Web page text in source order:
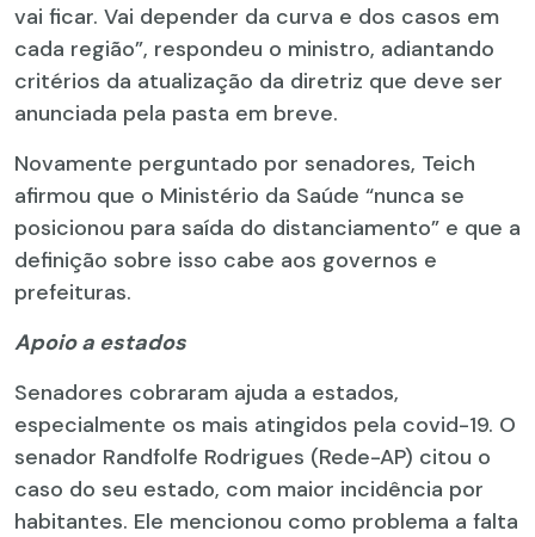
vai ficar. Vai depender da curva e dos casos em
cada região”, respondeu o ministro, adiantando
critérios da atualização da diretriz que deve ser
anunciada pela pasta em breve.
Novamente perguntado por senadores, Teich
afirmou que o Ministério da Saúde “nunca se
posicionou para saída do distanciamento” e que a
definição sobre isso cabe aos governos e
prefeituras.
Apoio a estados
Senadores cobraram ajuda a estados,
especialmente os mais atingidos pela covid-19. O
senador Randfolfe Rodrigues (Rede-AP) citou o
caso do seu estado, com maior incidência por
habitantes. Ele mencionou como problema a falta